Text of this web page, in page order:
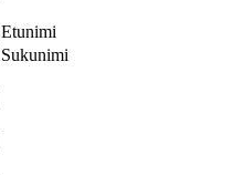
Etunimi
Sukunimi